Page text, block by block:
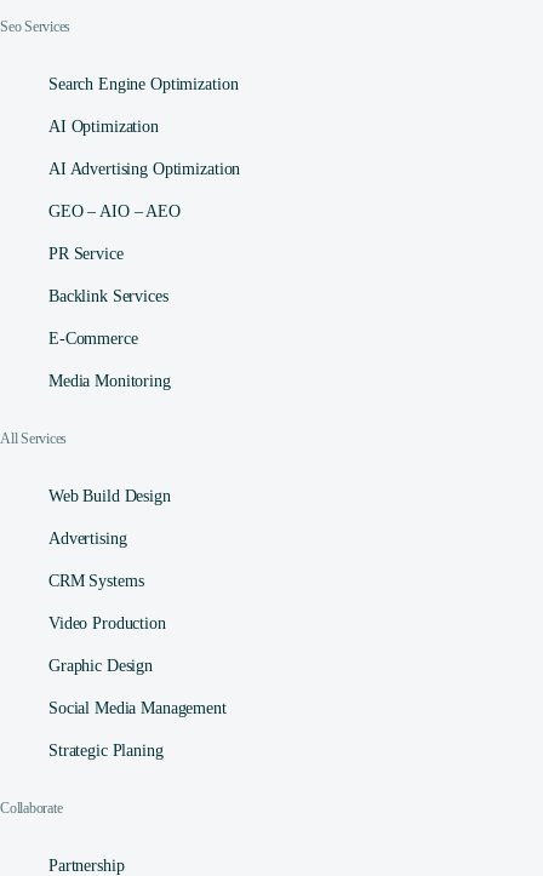
Seo Services
Search Engine Optimization
AI Optimization
AI Advertising Optimization
GEO – AIO – AEO
PR Service
Backlink Services
E-Commerce
Media Monitoring
All Services
Web Build Design
Advertising
CRM Systems
Video Production
Graphic Design
Social Media Management​
Strategic Planing
Collaborate
Partnership